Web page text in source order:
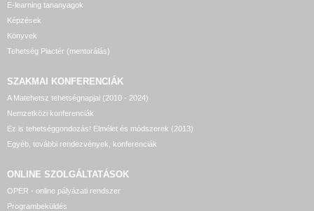
E-learning tananyagok
Képzések
Könyvek
Tehetség Piactér (mentorálás)
SZAKMAI KONFERENCIÁK
A Matehetsz tehetségnapjai (2010 - 2024)
Nemzetközi konferenciák
Ez is tehetséggondozás! Elmélet és módszerek (2013)
Egyéb, további rendezvények, konferenciák
ONLINE SZOLGÁLTATÁSOK
OPER - online pályázati rendszer
Programbeküldés